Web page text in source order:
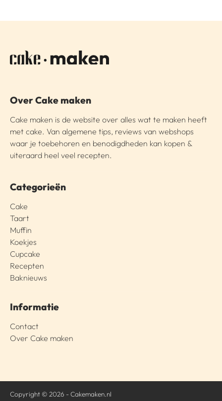
Over Cake maken
Cake maken is de website over alles wat te maken heeft
met cake. Van algemene tips, reviews van webshops
waar je toebehoren en benodigdheden kan kopen &
uiteraard heel veel recepten.
Categorieën
Cake
Taart
Muffin
Koekjes
Cupcake
Recepten
Baknieuws
Informatie
Contact
Over Cake maken
Copyright © 2026 - Cakemaken.nl